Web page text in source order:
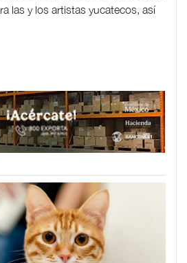
las y los artistas yucatecos, así